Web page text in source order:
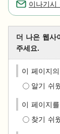
이나기시
더 나은 웹사
주세요.
이 페이지
알기 쉬
이 페이지
찾기 쉬